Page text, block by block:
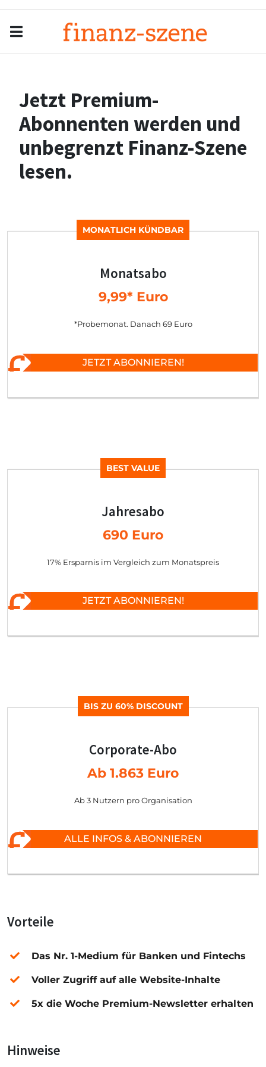
Jetzt Premium-
Abonnenten werden und
unbegrenzt Finanz-Szene
lesen.
MONATLICH KÜNDBAR
Monatsabo
9,99* Euro
*Probemonat. Danach 69 Euro
JETZT ABONNIEREN!
BEST VALUE
Jahresabo
690 Euro
17% Ersparnis im Vergleich zum Monatspreis
JETZT ABONNIEREN!
BIS ZU 60% DISCOUNT
Corporate-Abo
Ab 1.863 Euro
Ab 3 Nutzern pro Organisation
ALLE INFOS & ABONNIEREN
Vorteile
Das Nr. 1-Medium für Banken und Fintechs
Voller Zugriff auf alle Website-Inhalte
5x die Woche Premium-Newsletter erhalten
Hinweise